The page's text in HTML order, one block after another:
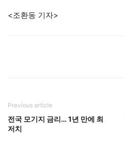
<조환동 기자>
Previous article
전국 모기지 금리… 1년 만에 최
저치